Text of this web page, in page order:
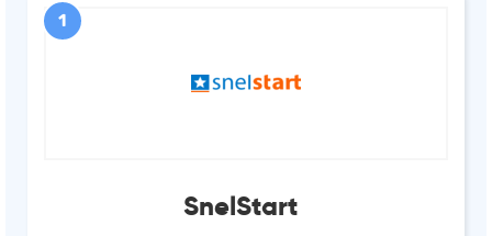
Webshop
Kassa
1
SnelStart